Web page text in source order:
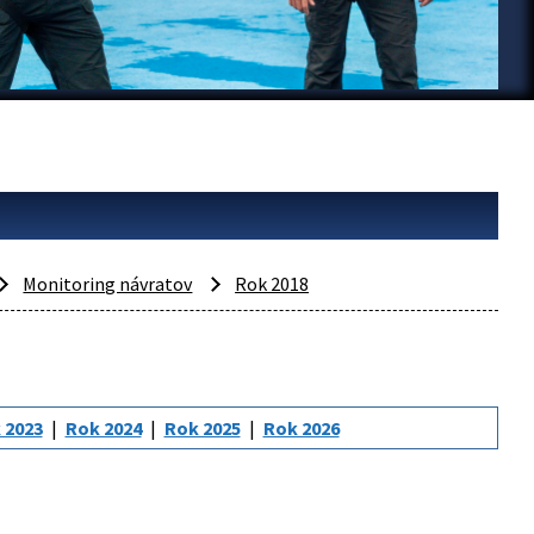
Monitoring návratov Rok 2018
Rok 2024 Rok 2025 Rok 2026